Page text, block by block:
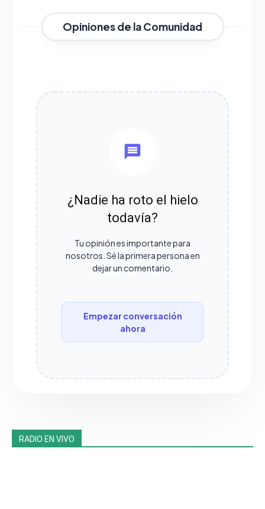
Opiniones de la Comunidad
¿Nadie ha roto el hielo
todavía?
Tu opinión es importante para
nosotros. Sé la primera persona en
dejar un comentario.
Empezar conversación
ahora
RADIO EN VIVO